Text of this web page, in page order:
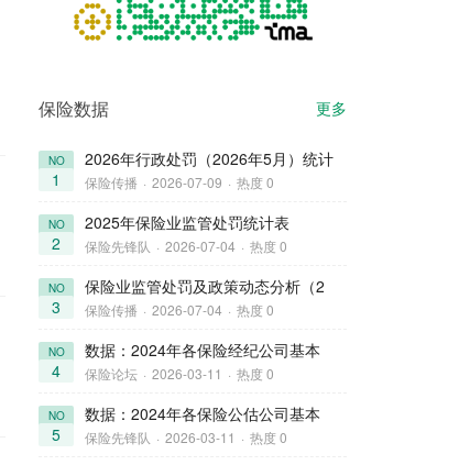
保险数据 更多
NO
1
2026年行政处罚（2026年5月）统计
保险传播 · 2026-07-09 · 热度 0
NO
2
2025年保险业监管处罚统计表
保险先锋队 · 2026-07-04 · 热度 0
NO
3
保险业监管处罚及政策动态分析（2
保险传播 · 2026-07-04 · 热度 0
NO
4
数据：2024年各保险经纪公司基本
保险论坛 · 2026-03-11 · 热度 0
NO
5
数据：2024年各保险公估公司基本
保险先锋队 · 2026-03-11 · 热度 0